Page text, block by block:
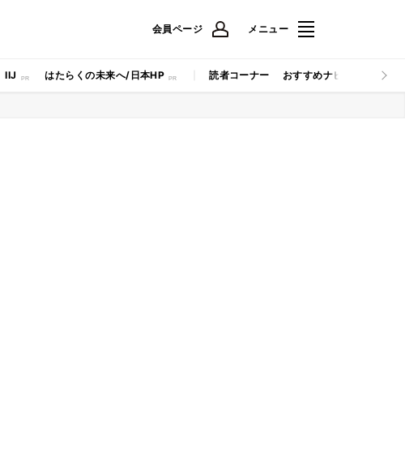
会員ページ メニュー
IIJ はたらくの未来へ/日本HP 読者コーナー おすすめナビ マイナビ